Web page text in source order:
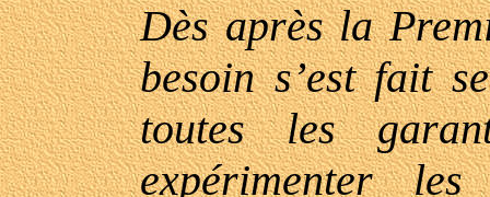
Dès après la
besoin s’est fait
toutes les
expérimenter